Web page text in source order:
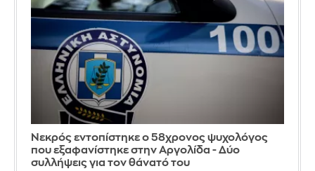
Νεκρός εντοπίστηκε ο 58χρονος ψυχολόγος
που εξαφανίστηκε στην Αργολίδα - Δύο
συλλήψεις για τον θάνατό του